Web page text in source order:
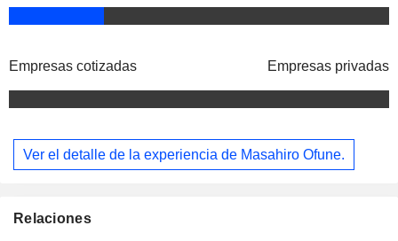
Empresas cotizadas Empresas privadas
Ver el detalle de la experiencia de Masahiro Ofune.
Relaciones